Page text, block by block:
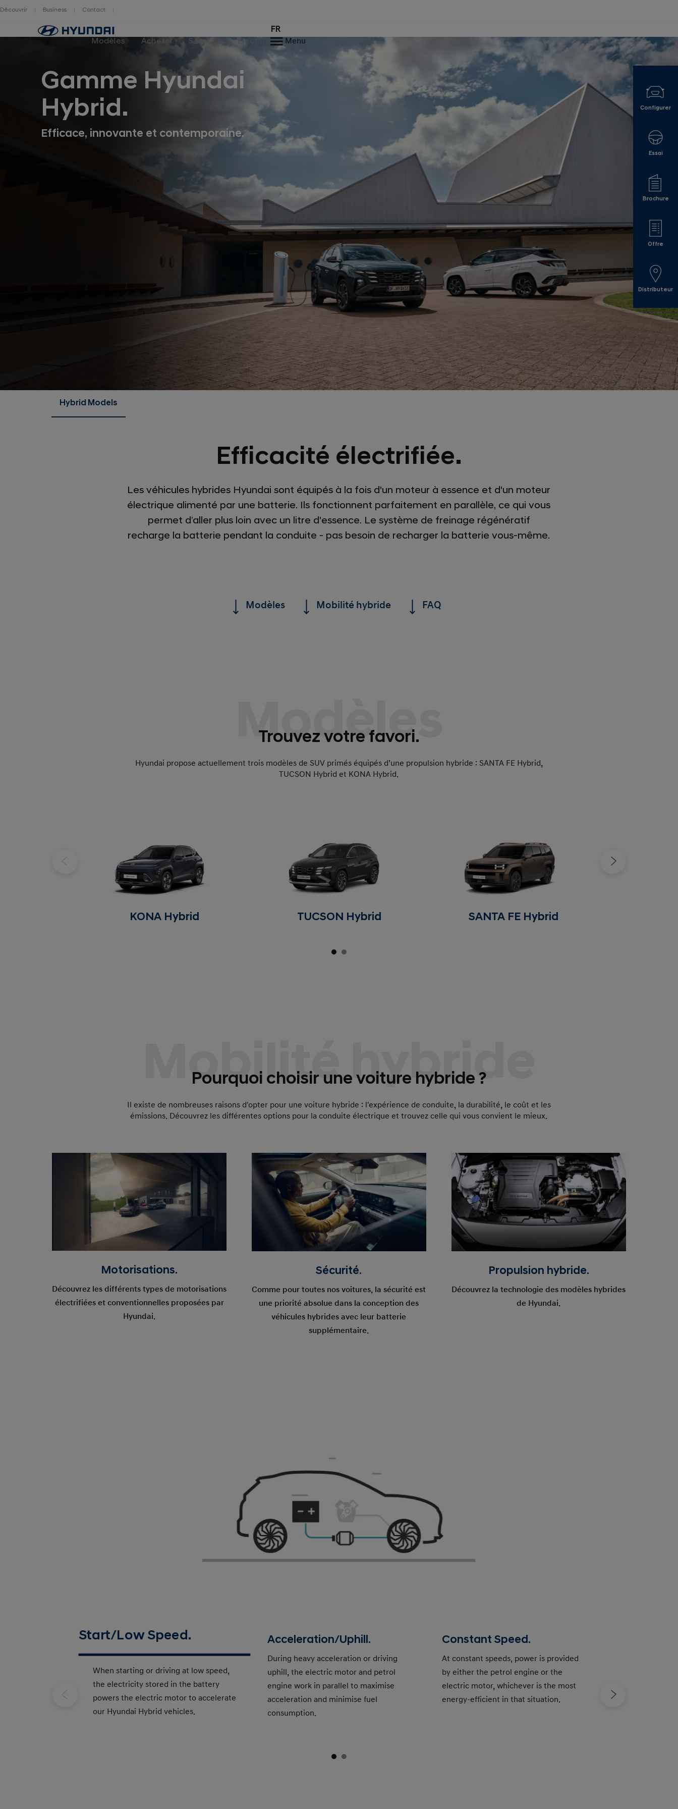
Découvrir Business Contact
Hyundai
logo
Modèles Acheter Services Electrification
FR
Menu
Gamme Hyundai
Hybrid.
Efficace, innovante et contemporaine.
Hybrid Models
Efficacité électrifiée.
Les véhicules hybrides Hyundai sont équipés à la fois d'un moteur à essence et d'un moteur
électrique alimenté par une batterie. Ils fonctionnent parfaitement en parallèle, ce qui vous
permet d’aller plus loin avec un litre d'essence. Le système de freinage régénératif
recharge la batterie pendant la conduite - pas besoin de recharger la batterie vous-même.
Configurer
Essai
Brochure
Offre
Distributeur
Modèles Mobilité hybride FAQ
Modèles
Trouvez votre favori.
Hyundai propose actuellement trois modèles de SUV primés équipés d’une propulsion hybride : SANTA FE Hybrid,
TUCSON Hybrid et KONA Hybrid.
KONA Hybrid TUCSON Hybrid SANTA FE Hybrid
Mobilité hybride
Pourquoi choisir une voiture hybride ?
Il existe de nombreuses raisons d'opter pour une voiture hybride : l'expérience de conduite, la durabilité, le coût et les
émissions. Découvrez les différentes options pour la conduite électrique et trouvez celle qui vous convient le mieux.
Motorisations.
Découvrez les différents types de motorisations
électrifiées et conventionnelles proposées par
Hyundai.
Sécurité.
Comme pour toutes nos voitures, la sécurité est
une priorité absolue dans la conception des
véhicules hybrides avec leur batterie
supplémentaire.
Propulsion hybride.
Découvrez la technologie des modèles hybrides
de Hyundai.
Start/Low Speed.
When starting or driving at low speed,
the electricity stored in the battery
powers the electric motor to accelerate
our Hyundai Hybrid vehicles.
Acceleration/Uphill.
During heavy acceleration or driving
uphill, the electric motor and petrol
engine work in parallel to maximise
acceleration and minimise fuel
consumption.
Constant Speed.
At constant speeds, power is provided
by either the petrol engine or the
electric motor, whichever is the most
energy-efficient in that situation.